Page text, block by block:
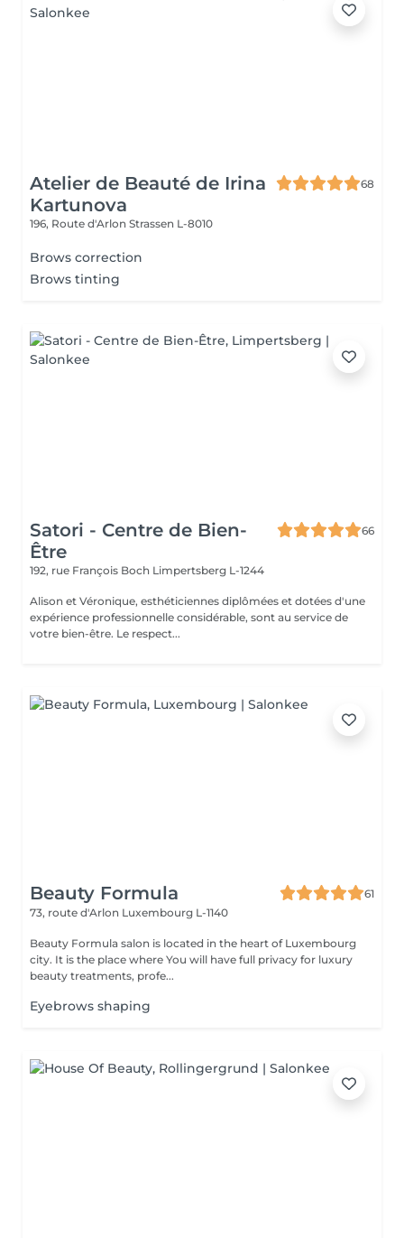
Atelier de Beauté de Irina
Kartunova
68
196, Route d'Arlon Strassen L-8010
Brows correction
Brows tinting
Satori - Centre de Bien-
Être
66
192, rue François Boch Limpertsberg L-1244
Alison et Véronique, esthéticiennes diplômées et dotées d'une
expérience professionnelle considérable, sont au service de
votre bien-être. Le respect...
Beauty Formula
61
73, route d'Arlon Luxembourg L-1140
Beauty Formula salon is located in the heart of Luxembourg
city. It is the place where You will have full privacy for luxury
beauty treatments, profe...
Eyebrows shaping